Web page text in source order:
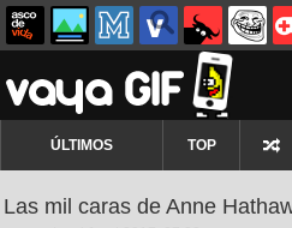
ÚLTIMOS TOP
Las mil caras de Anne